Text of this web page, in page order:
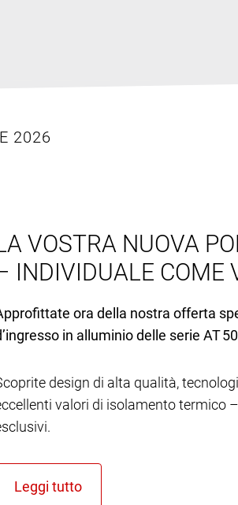
2026
VOSTRA NUOVA
INDIVIDUALE COME
ora della nostra offerta
in alluminio delle serie AT
design di alta qualità,
valori di isolamento termico